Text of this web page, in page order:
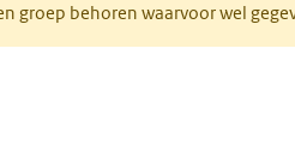
groep behoren waarvoor wel